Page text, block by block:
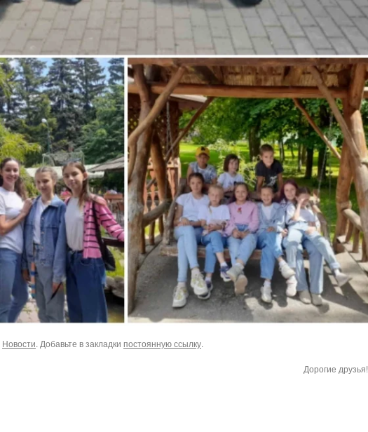
Новости. Добавьте в закладки постоянную ссылку.
Дорогие друзья!